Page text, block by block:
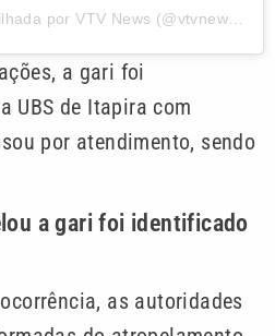
a gari foi
UBS de Itapira com
por atendimento, sendo
a gari foi identificado
as autoridades